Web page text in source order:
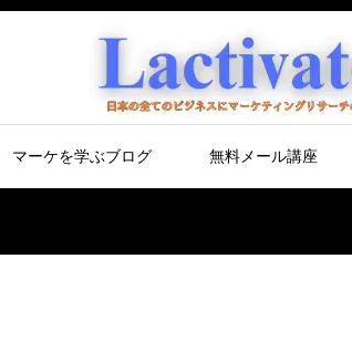
マーケを学ぶブログ 無料メール講座